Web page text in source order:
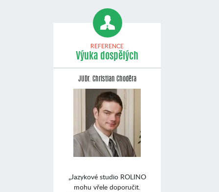
REFERENCE
Výuka dospělých
JUDr. Christian Choděra
„Jazykové studio ROLINO
mohu vřele doporučit.